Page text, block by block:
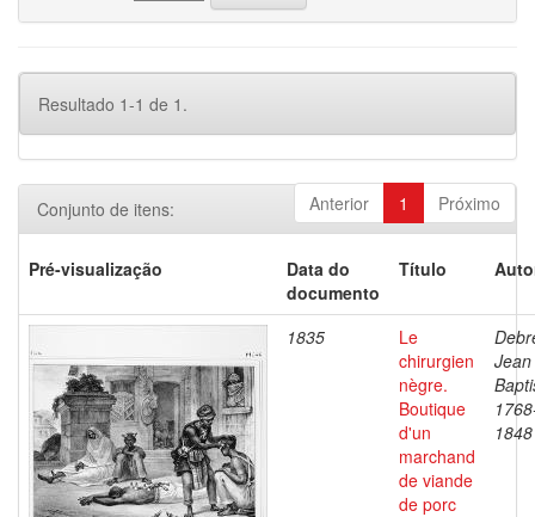
Resultado 1-1 de 1.
Anterior 1 Próximo
Conjunto de itens:
Pré-visualização
Data do
documento
Título
1835
Le
chirurgien
nègre.
Boutique
d'un
marchand
de viande
de porc
Jean
1848